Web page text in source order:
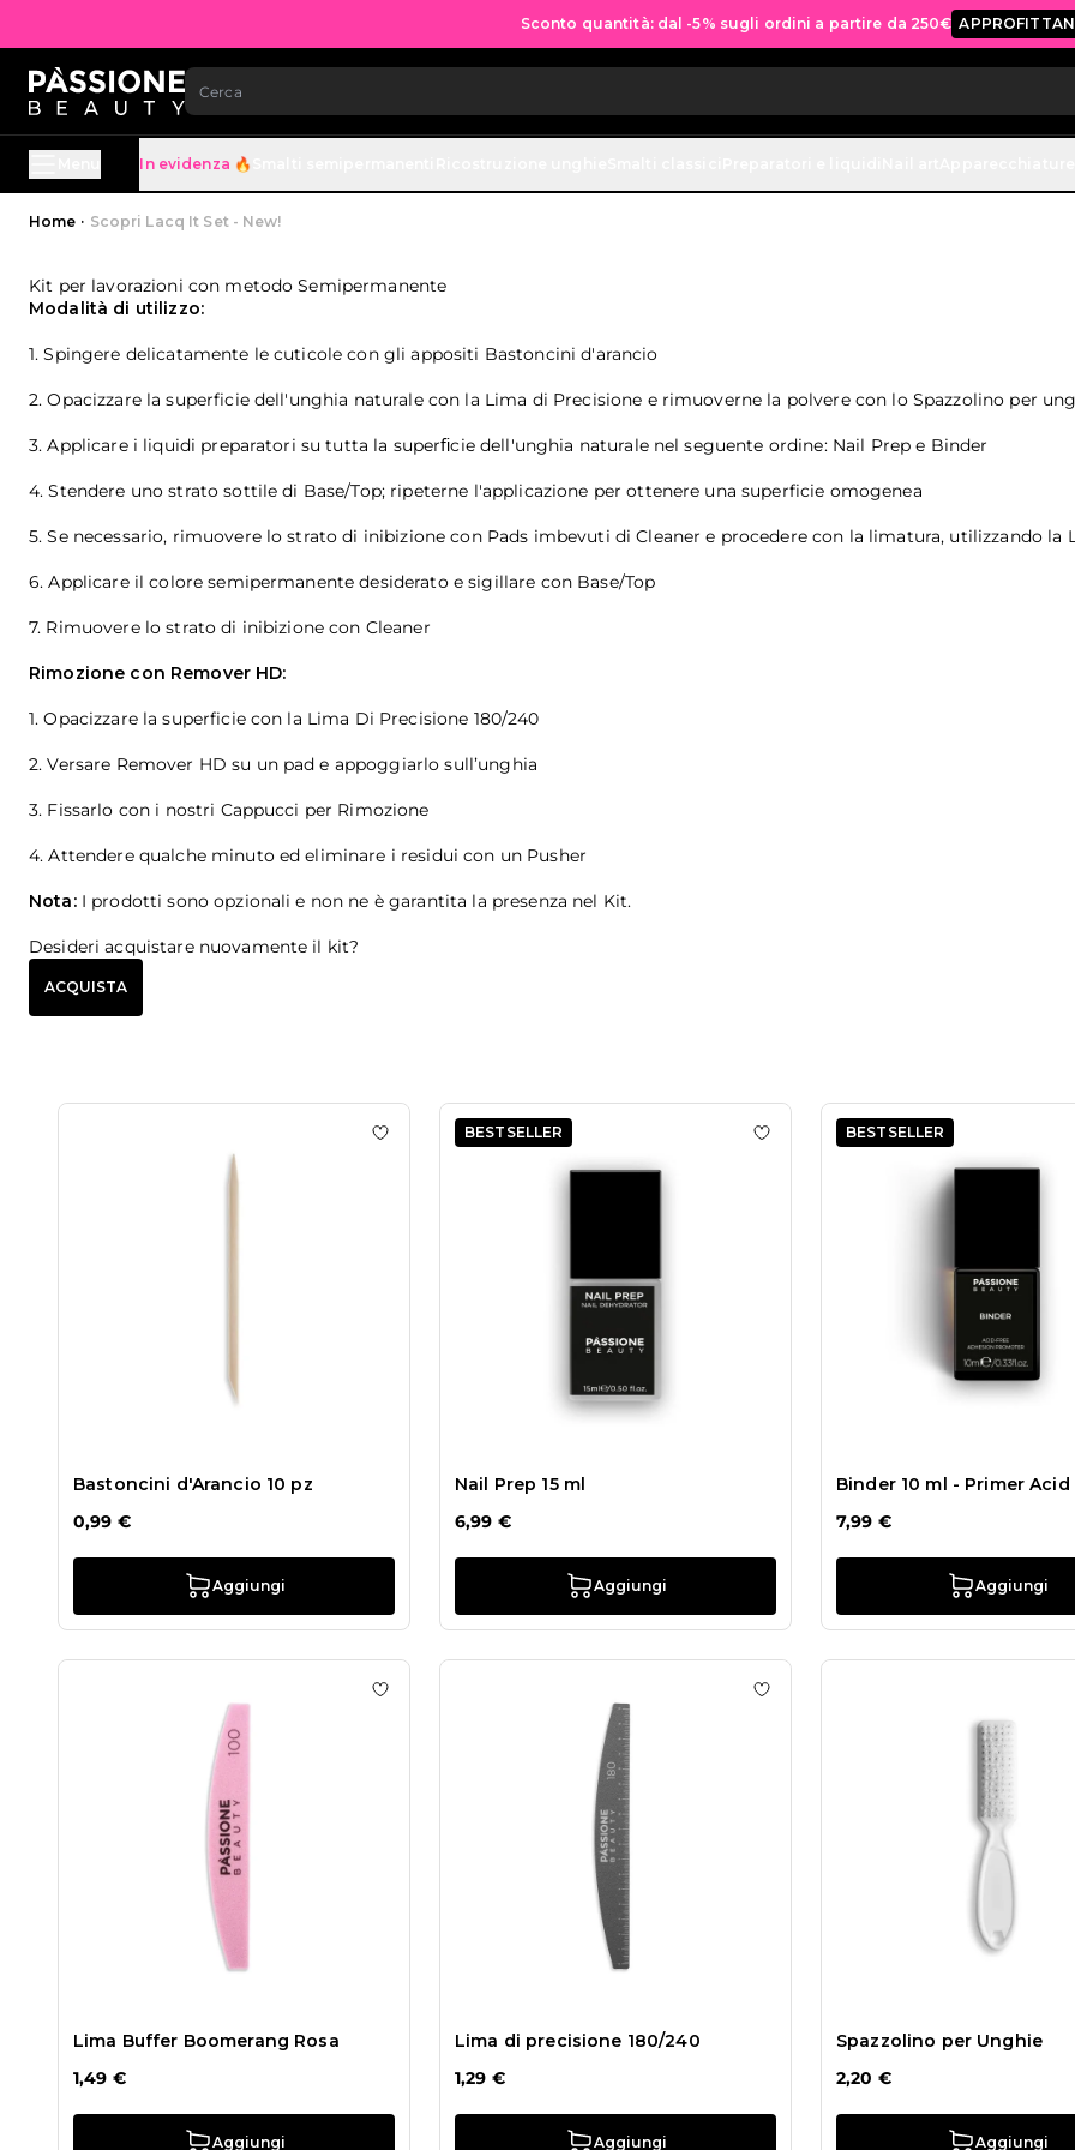
Sconto quantità: dal -5% sugli ordini a partire da 250€
SALTA AL CONTENUTO
In evidenza 🔥
Briciole di pane
Home · Scopri Lacq It Set - New!
Kit per lavorazioni con metodo Semipermanente
Modalità di utilizzo:
1. Spingere delicatamente le cuticole con gli appositi Bastoncini d'arancio
2. Opacizzare la superficie dell'unghia naturale con la Lima di Precisione e rimuoverne la polvere con lo Spazzolino per
3. Applicare i liquidi preparatori su tutta la superﬁcie dell'unghia naturale nel seguente ordine: Nail Prep e Binder
4. Stendere uno strato sottile di Base/Top; ripeterne l'applicazione per ottenere una superficie omogenea
5. Se necessario, rimuovere lo strato di inibizione con Pads imbevuti di Cleaner e procedere con la limatura, utilizzando la
6. Applicare il colore semipermanente desiderato e sigillare con Base/Top
7. Rimuovere lo strato di inibizione con Cleaner
Rimozione con Remover HD:
1. Opacizzare la superficie con la Lima Di Precisione 180/240
2. Versare Remover HD su un pad e appoggiarlo sull’unghia
3. Fissarlo con i nostri Cappucci per Rimozione
4. Attendere qualche minuto ed eliminare i residui con un Pusher
Nota: I prodotti sono opzionali e non ne è garantita la presenza nel Kit.
Desideri acquistare nuovamente il kit?
ACQUISTA
Bastoncini d'Arancio 10 pz
0,99 €
Aggiungi
Aggiungi alla wishlist Bastoncini d'Arancio 10 pz
BESTSELLER
Nail Prep 15 ml
6,99 €
Aggiungi
Aggiungi alla wishlist Nail Prep 15 ml
BESTSELLER
Binder 10 ml - Primer Acid
7,99 €
Aggiungi
Lima Buffer Boomerang Rosa
1,49 €
Aggiungi
Aggiungi alla wishlist Lima Buffer Boomerang Rosa
Lima di precisione 180/240
1,29 €
Aggiungi
Aggiungi alla wishlist Lima di
Spazzolino per Unghie
2,20 €
Aggiungi